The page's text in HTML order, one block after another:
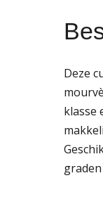
Deze
klasse